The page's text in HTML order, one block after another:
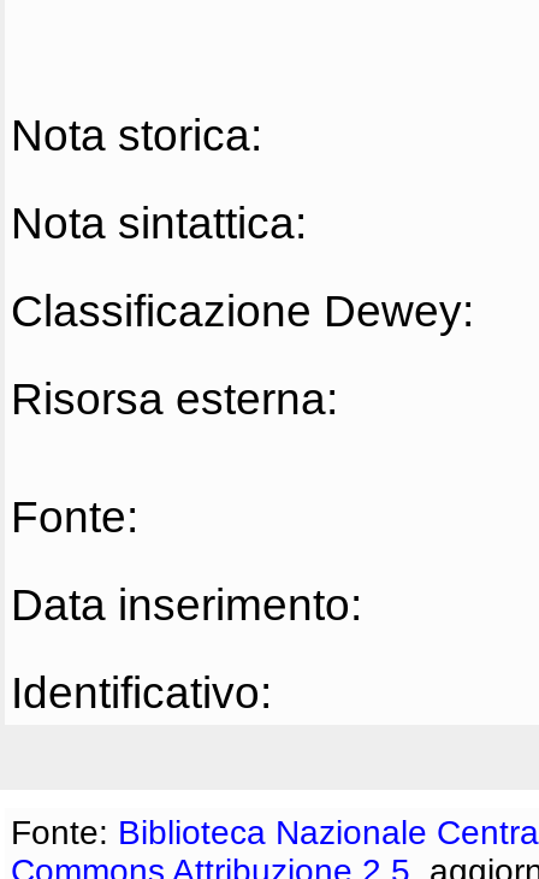
Nota storica:
Nota sintattica:
Classificazione Dewey:
Risorsa esterna:
Fonte:
Data inserimento:
Identificativo:
Fonte: Biblioteca Nazionale
Commons Attribuzione 2.5 ,